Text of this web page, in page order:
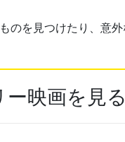
のを見つけたり、意
映画を見る